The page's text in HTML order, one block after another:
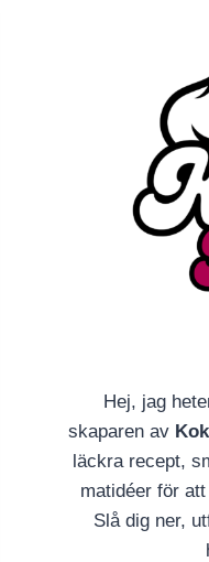
Hej, jag
skaparen av
läckra recept,
matidéer för
Slå dig ner,